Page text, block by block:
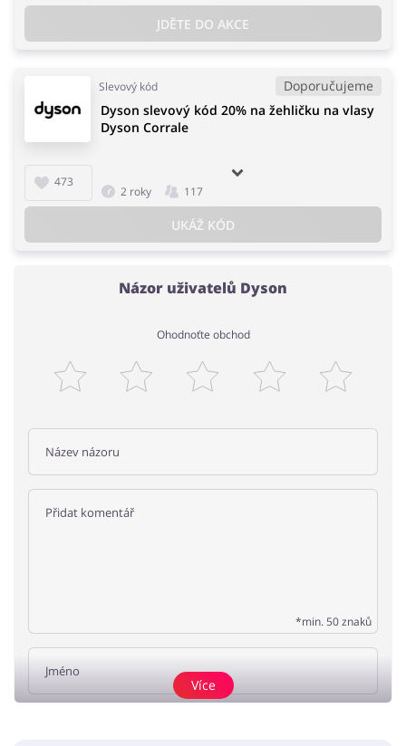
JDĚTE DO AKCE
Slevový kód Doporučujeme
473
Dyson slevový kód 20% na žehličku na vlasy
Dyson Corrale
2 roky 117
UKÁŽ KÓD
Názor uživatelů Dyson
Ohodnoťte obchod
*min. 50 znaků
Více